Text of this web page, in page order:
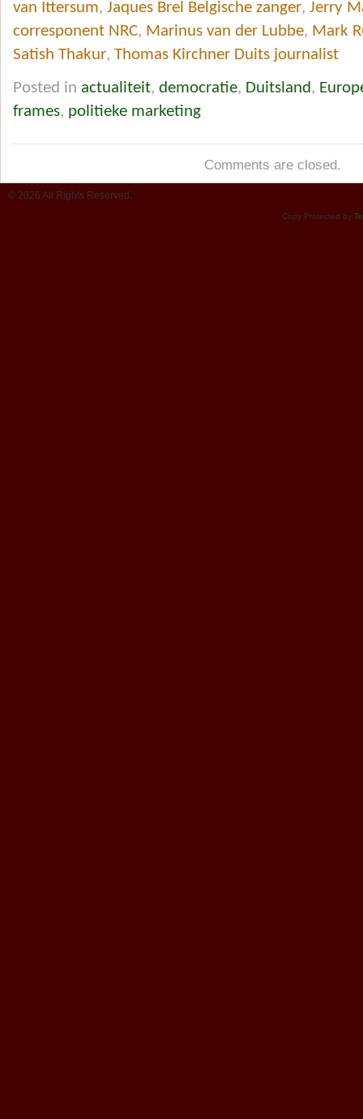
van Ittersum, Jaques Brel Belgische zanger, Jerry
corresponent NRC, Marinus van der Lubbe, Mark
Satish Thakur, Thomas Kirchner Duits journalist
Posted in actualiteit, democratie, Duitsland,
frames, politieke marketing
Comments are closed.
© 2026 All Rights Reserved.
Copy Protected by